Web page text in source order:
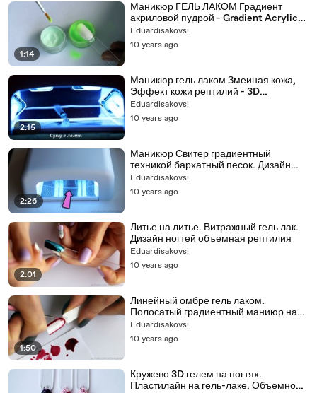
1:14
Маникюр ГЕЛЬ ЛАКОМ Градиент
акриловой пудрой - Gradient Acrylic
Powder Nail Art
Eduardisakovsi
10 years ago
2:15
Маникюр гель лаком Змеиная кожа,
Эффект кожи рептилий - 3D
Snakeskin Nail Art Tutorial
Eduardisakovsi
10 years ago
2:26
Маникюр Свитер градиентный
техникой бархатный песок. Дизайн
ногтей эффект свитера 2016
Eduardisakovsi
10 years ago
2:01
Литье на литье. Витражный гель лак.
Дизайн ногтей объемная рептилия
Eduardisakovsi
10 years ago
1:50
Линейный омбре гель лаком.
Полосатый градиентный маниюр на
гель лаке
Eduardisakovsi
10 years ago
Кружево 3D гелем на ногтях.
Пластилайн на гель-лаке. Объемное